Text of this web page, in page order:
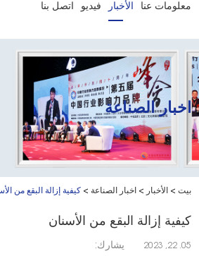
معلومات عنا الأخبار فيديو اتصل بنا
اخبار الصناعة
بيت > الأخبار > اخبار الصناعة > كيفية إزالة البقع من
كيفية إزالة البقع من الأسنان
05. 22, 2023 يشارك: